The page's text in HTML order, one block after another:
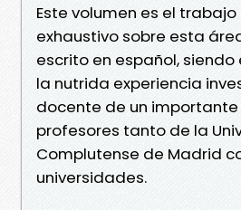
Este volumen es el
exhaustivo sobre esta
escrito en español,
la nutrida experiencia
docente de un
profesores tanto de la
Complutense de Madrid
universidades.